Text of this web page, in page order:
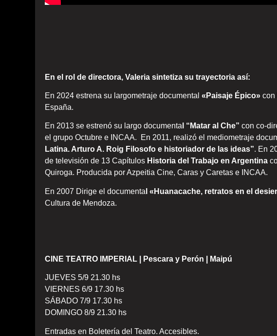
En el rol de directora, Valeria sintetiza su trayectoria así:
En 2024 estrena su largometraje documental «Paisaje Épico» con
España.
En 2013 se estrenó su largo documenta l “Matar al Che” con co-
el grupo Octubre e INCAA. En 2011, realizó el mediometraje
Latina. Arturo A. Roig Filosofo e historiador de las ideas”. En
de televisión de 13 Capítulos Historia del Trabajo en Argentina
Quiroga. Producida por Azpeitia Cine, Caras y Caretas e INCAA.
En 2007 Dirige el documenta l «Huanacache, retratos en el
Cultura de Mendoza.
CINE TEATRO IMPERIAL | Pescara y Perón | Maipú
JUEVES 5/9 21.30 hs
VIERNES 6/9 17.30 hs
SÁBADO 7/9 17.30 hs
DOMINGO 8/9 21.30 hs
Entradas en Boletería del Teatro. Accesibles.